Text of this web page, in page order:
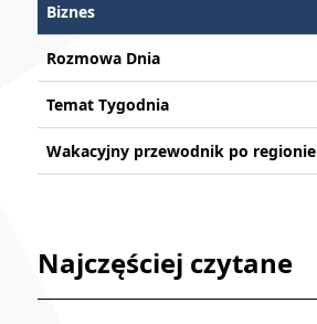
Biznes
Rozmowa Dnia
Temat Tygodnia
Wakacyjny przewodnik po regionie
Najczęściej czytane